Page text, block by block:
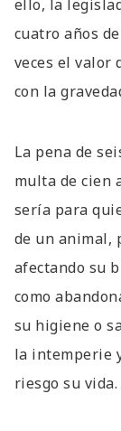
ello, la
cuatro años
veces el valor
con la
La pena de
multa de cien
sería para
de un animal,
afectando su
como
su higiene o
la intemperie
riesgo su vida.